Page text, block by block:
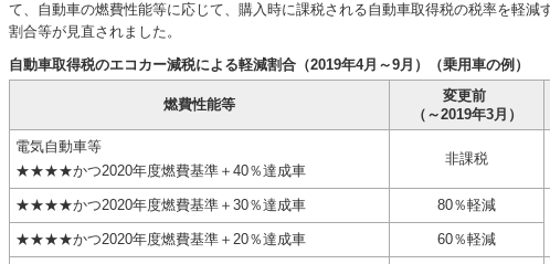
て、自動車の燃費性能等に応じて、購入時に課税される自動車取得税の税率を軽減
割合等が見直されました。
自動車取得税のエコカー減税による軽減割合（2019年4月～9月）（乗用車の例）
燃費性能等
変更前
（～2019年3月）
電気自動車等
★★★★かつ2020年度燃費基準＋40％達成車
非課税
★★★★かつ2020年度燃費基準＋30％達成車
80％軽減
★★★★かつ2020年度燃費基準＋20％達成車 60％軽減